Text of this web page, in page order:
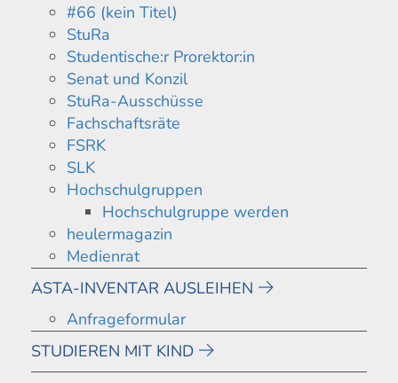
#66 (kein Titel)
StuRa
Studentische:r Prorektor:in
Senat und Konzil
StuRa-Ausschüsse
Fachschaftsräte
FSRK
SLK
Hochschulgruppen
Hochschulgruppe werden
heulermagazin
Medienrat
ASTA-INVENTAR AUSLEIHEN
Anfrageformular
STUDIEREN MIT KIND